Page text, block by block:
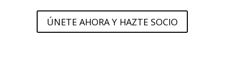
ÚNETE AHORA Y HAZTE SOCIO